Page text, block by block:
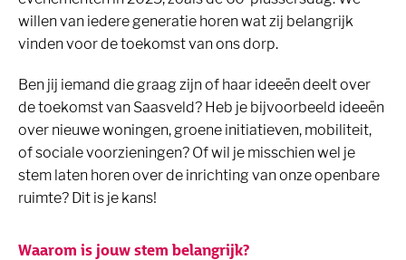
willen van iedere generatie horen wat zij belangrijk
vinden voor de toekomst van ons dorp.
Ben jij iemand die graag zijn of haar ideeën deelt over
de toekomst van Saasveld? Heb je bijvoorbeeld ideeën
over nieuwe woningen, groene initiatieven, mobiliteit,
of sociale voorzieningen? Of wil je misschien wel je
stem laten horen over de inrichting van onze openbare
ruimte? Dit is je kans!
Waarom is jouw stem belangrijk?